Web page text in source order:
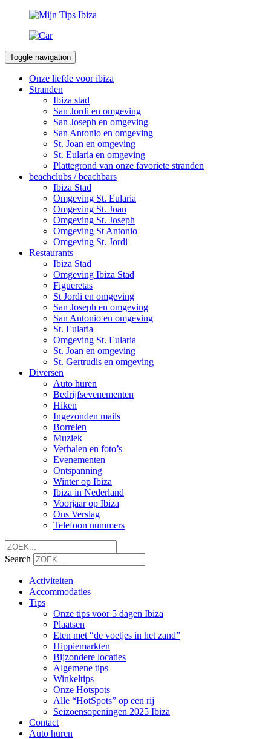
Toggle navigation
Onze liefde voor ibiza
Stranden
Ibiza stad
San Jordi en omgeving
San Joseph en omgeving
San Antonio en omgeving
St. Joan en omgeving
St. Eularia en omgeving
Plattegrond van onze favoriete stranden
beachclubs / beachbars
Ibiza Stad
Omgeving St. Eularia
Omgeving St. Joan
Omgeving St. Joseph
Omgeving St Antonio
Omgeving St. Jordi
Restaurants
Ibiza Stad
Omgeving Ibiza Stad
Figueretas
St Jordi en omgeving
San Joseph en omgeving
San Antonio en omgeving
St. Eularia
Omgeving St. Eularia
St. Joan en omgeving
St. Gertrudis en omgeving
Diversen
Auto huren
Bedrijfsevenementen
Hiken
Ingezonden mails
Borrelen
Muziek
Verhalen en foto’s
Evenementen
Ontspanning
Winter op Ibiza
Ibiza in Nederland
Voorjaar op Ibiza
Ons Verslag
Telefoon nummers
Search
Activiteiten
Accommodaties
Tips
Onze tips voor 5 dagen Ibiza
Plaatsen
Eten met “de voetjes in het zand”
Hippiemarkten
Bijzondere locaties
Algemene tips
Winkeltips
Onze Hotspots
Alle “HotSpots” op een rij
Seizoensopeningen 2025 Ibiza
Contact
Auto huren